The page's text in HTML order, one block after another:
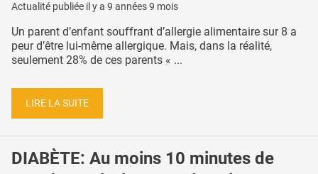
Actualité publiée il y a 9 années 9 mois
Un parent d’enfant souffrant d’allergie alimentaire sur 8 a
peur d’être lui-même allergique. Mais, dans la réalité,
seulement 28% de ces parents « ...
LIRE LA SUITE
DIABÈTE: Au moins 10 minutes de